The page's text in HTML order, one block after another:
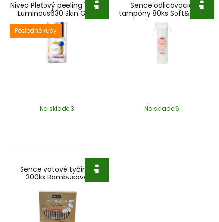
Nivea Pleťový peeling 100ml
Luminous630 Skin Glow
Liquid Refiner
Posledné kusy
Na sklade 3
Sence odličovacie
tampóny 80ks Soft&Pure
Na sklade 6
Sence vatové tyčinky
200ks Bambusové